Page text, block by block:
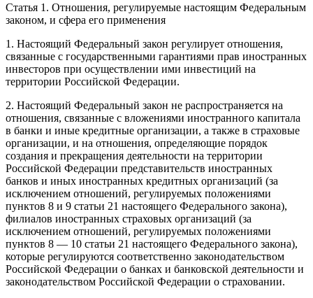
Статья 1. Отношения, регулируемые настоящим Федеральным
законом, и сфера его применения
1. Настоящий Федеральный закон регулирует отношения,
связанные с государственными гарантиями прав иностранных
инвесторов при осуществлении ими инвестиций на
территории Российской Федерации.
2. Настоящий Федеральный закон не распространяется на
отношения, связанные с вложениями иностранного капитала
в банки и иные кредитные организации, а также в страховые
организации, и на отношения, определяющие порядок
создания и прекращения деятельности на территории
Российской Федерации представительств иностранных
банков и иных иностранных кредитных организаций (за
исключением отношений, регулируемых положениями
пунктов 8 и 9 статьи 21 настоящего Федерального закона),
филиалов иностранных страховых организаций (за
исключением отношений, регулируемых положениями
пунктов 8 — 10 статьи 21 настоящего Федерального закона),
которые регулируются соответственно законодательством
Российской Федерации о банках и банковской деятельности и
законодательством Российской Федерации о страховании.